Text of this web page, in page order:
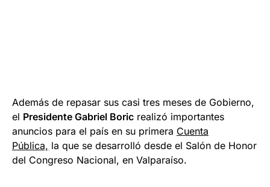
Además de repasar sus casi tres meses de Gobierno,
el Presidente Gabriel Boric realizó importantes
anuncios para el país en su primera Cuenta
Pública, la que se desarrolló desde el Salón de Honor
del Congreso Nacional, en Valparaíso.